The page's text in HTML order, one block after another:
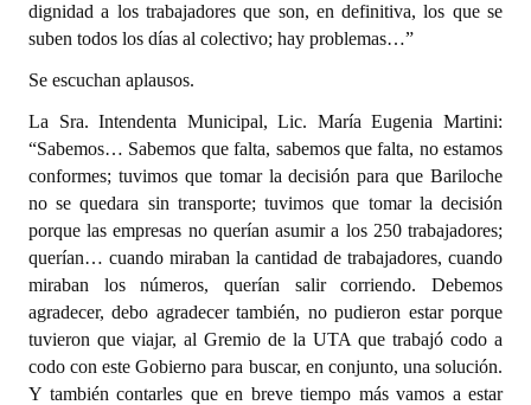
dignidad a los trabajadores que son, en definitiva, los que se
suben todos los días al colectivo; hay problemas…”
Se escuchan aplausos.
La Sra. Intendenta Municipal, Lic. María Eugenia Martini:
“Sabemos… Sabemos que falta, sabemos que falta, no estamos
conformes; tuvimos que tomar la decisión para que Bariloche
no se quedara sin transporte; tuvimos que tomar la decisión
porque las empresas no querían asumir a los 250 trabajadores;
querían… cuando miraban la cantidad de trabajadores, cuando
miraban los números, querían salir corriendo. Debemos
agradecer, debo agradecer también, no pudieron estar porque
tuvieron que viajar, al Gremio de la UTA que trabajó codo a
codo con este Gobierno para buscar, en conjunto, una solución.
Y también contarles que en breve tiempo más vamos a estar